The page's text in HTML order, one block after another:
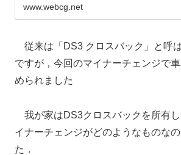
www.webcg.net
従来は「DS3 クロスバック」と呼
ですが，今回のマイナーチェンジで
められました
我が家はDS3クロスバックを所有
イナーチェンジがどのようなものな
た．